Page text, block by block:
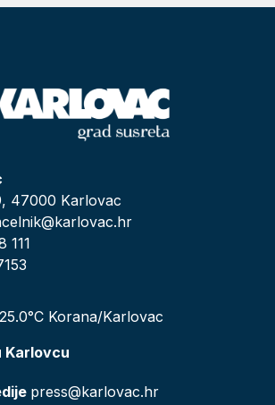
47000 Karlovac
111
25.0°C Korana/Karlovac
Karlovcu
press@karlovac.hr